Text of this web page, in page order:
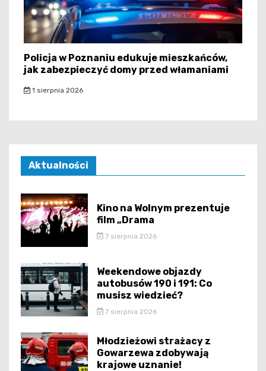
Policja w Poznaniu edukuje mieszkańców,
jak zabezpieczyć domy przed włamaniami
1 sierpnia 2026
Aktualności
Kino na Wolnym prezentuje
film „Drama
7 sierpnia 2026
Weekendowe objazdy
autobusów 190 i 191: Co
musisz wiedzieć?
7 sierpnia 2026
Młodzieżowi strażacy z
Gowarzewa zdobywają
krajowe uznanie!